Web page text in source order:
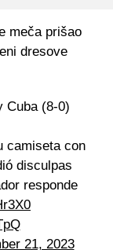
meča prišao
dresove
Cuba (8-0)
camiseta con
disculpas
responde
21, 2023